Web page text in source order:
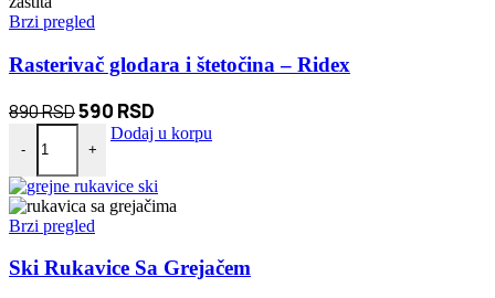
Brzi pregled
Rasterivač glodara i štetočina – Ridex
890RSDOriginalna
cena
je
bila:
890 RSD.
590 RSD
cena
590 RSD.
-
Rasterivač glodara i štetočina – Ridex količina
+
Dodaj u korpu
Brzi pregled
Ski Rukavice Sa Grejačem